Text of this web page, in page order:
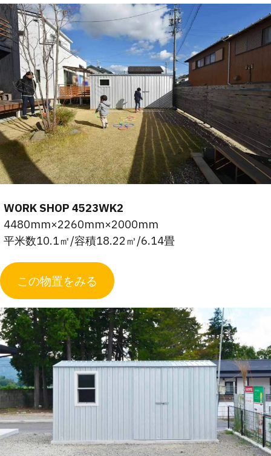
WORK SHOP 4523WK2
4480mm×2260mm×2000mm
平米数10.1㎡/容積18.22㎥/6.14畳
この物置をみる